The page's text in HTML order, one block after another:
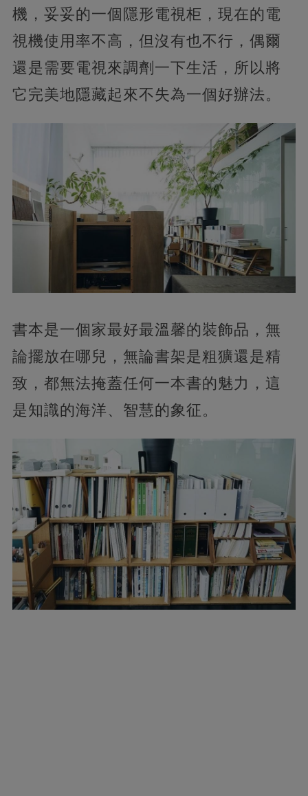
機，妥妥的一個隱形電視柜，現在的電
視機使用率不高，但沒有也不行，偶爾
還是需要電視來調劑一下生活，所以將
它完美地隱藏起來不失為一個好辦法。
書本是一個家最好最溫馨的裝飾品，無
論擺放在哪兒，無論書架是粗獷還是精
致，都無法掩蓋任何一本書的魅力，這
是知識的海洋、智慧的象征。